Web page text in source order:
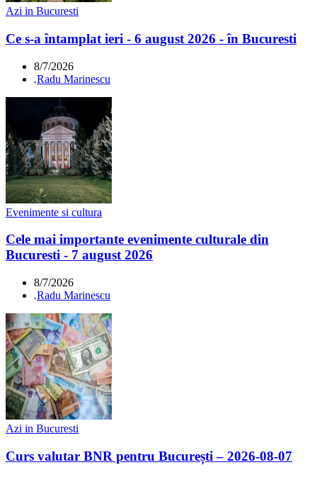
Azi in Bucuresti
Ce s-a întamplat ieri - 6 august 2026 - în Bucuresti
8/7/2026
.Radu Marinescu
Evenimente si cultura
Cele mai importante evenimente culturale din
Bucuresti - 7 august 2026
8/7/2026
.Radu Marinescu
Azi in Bucuresti
Curs valutar BNR pentru București – 2026-08-07